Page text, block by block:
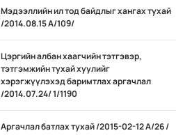
Мэдээллийн ил тод байдлыг хангах тухай
/2014.08.15 А/109/
Цэргийн албан хаагчийн тэтгэвэр,
тэтгэмжийн тухай хуулийг
хэрэгжүүлэхэд баримтлах аргачлал
/2014.07.24/ 1/1190
Аргачлал батлах тухай /2015-02-12 А/26 /